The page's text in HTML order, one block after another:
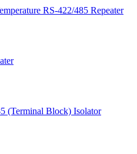
RS-422/485 Repeater
(Terminal Block) Isolator